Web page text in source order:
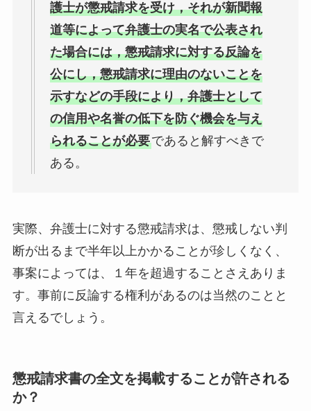
護士が懲戒請求を受け，それが新聞報
道等によって弁護士の実名で公表され
た場合には，懲戒請求に対する反論を
公にし，懲戒請求に理由のないことを
示すなどの手段により，弁護士として
の信用や名誉の低下を防ぐ機会を与え
られることが必要であると解すべきで
ある。
実際、弁護士に対する懲戒請求は、懲戒しない判
断が出るまで半年以上かかることが珍しくなく、
事案によっては、１年を超過することさえありま
す。事前に反論する権利があるのは当然のことと
言えるでしょう。
懲戒請求書の全文を掲載することが許される
か？